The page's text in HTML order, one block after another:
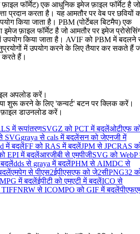
फॉर्मेट) एक आधुनिक इमेज फ़ाइल फॉर्मेट है जो
प्रदान करता है। यह आमतौर पर वेब पर छवियों
किया जाता है। PBM (पोर्टेबल बिटमैप) एक
इमेज फ़ाइल फॉर्मेट है जो आमतौर पर इमेज
किया जाता है। AVIF को PBM में बदलने
में उपयोग करने के लिए तैयार कर सकते हैं
करते हैं।
अपलोड करें।
शुरू करने के लिए 'कन्वर्ट' बटन पर क्लिक करें।
डाउनलोड करें।
में रूपांतरणSVGZ को PCT में बदलेंओटीएफ
SVGgraya से cals में बदलेंसन को जेएनजी में
में बदलेंFF को RAS में बदलेंJPM से JPCRAS
EPI में बदलेंआरजीबी से एमपीजीSVG को WebP
बदलेंdds से graya में बदलेंPHM से AIMDC से
एमपेग से पीएस2ईपीएसएफ को जे2सीPNG32
में बदलेंईपीटी को एमएटी में बदलेंICO से
NRW से ICOMPO को GIF में बदलें